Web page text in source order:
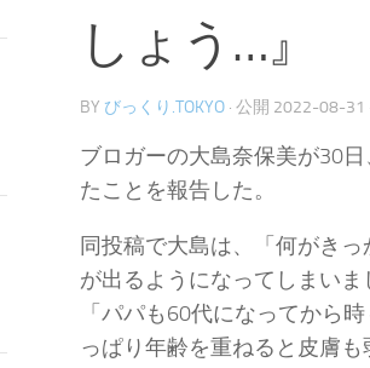
しょう…』
BY びっくり.TOKYO · 公開 2022-08-31
ブロガーの大島奈保美が30
たことを報告した。
同投稿で大島は、「何がき
が出るようになってしまいま
「パパも60代になってから
っぱり年齢を重ねると皮膚